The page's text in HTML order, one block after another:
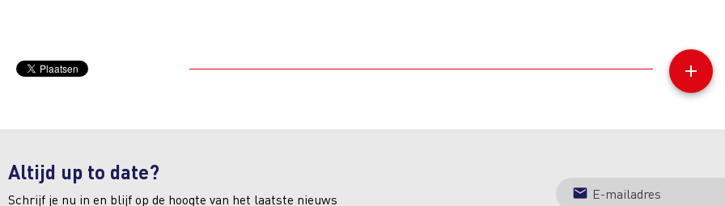
add
Altijd up to date?
Schrijf je nu in en blijf op de hoogte van het laatste nieuws